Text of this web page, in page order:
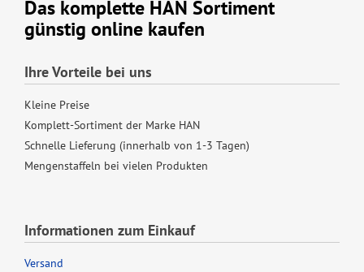
Das komplette HAN Sortiment
günstig online kaufen
Ihre Vorteile bei uns
Kleine Preise
Komplett-Sortiment der Marke HAN
Schnelle Lieferung (innerhalb von 1-3 Tagen)
Mengenstaffeln bei vielen Produkten
Informationen zum Einkauf
Versand